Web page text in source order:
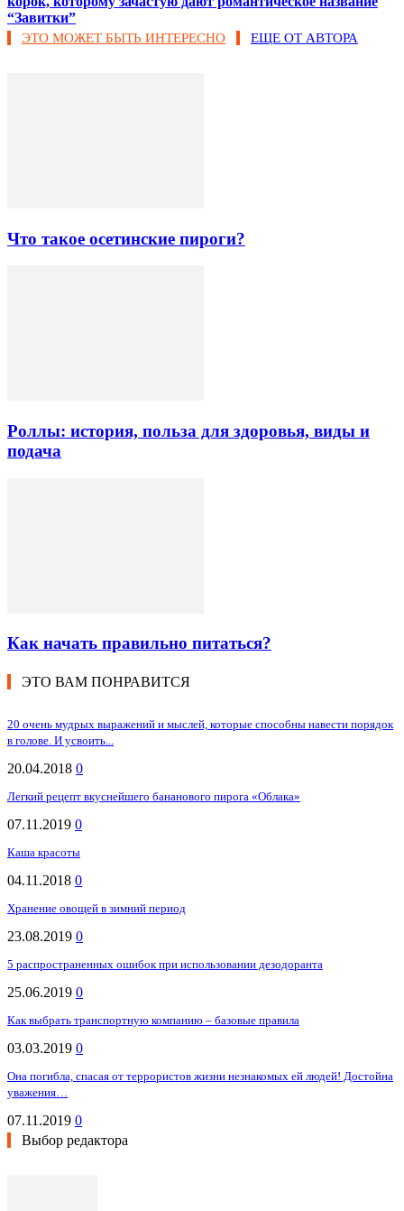
“Завитки”
ЭТО МОЖЕТ БЫТЬ ИНТЕРЕСНО ЕЩЕ ОТ АВТОРА
Что такое осетинские пироги?
Роллы: история, польза для здоровья, виды и
подача
Как начать правильно питаться?
ЭТО ВАМ ПОНРАВИТСЯ
20 очень мудрых выражений и мыслей, которые способны навести порядок
в голове. И усвоить...
20.04.2018 0
Легкий рецепт вкуснейшего бананового пирога «Облака»
07.11.2019 0
Каша красоты
04.11.2018 0
Хранение овощей в зимний период
23.08.2019 0
5 распространенных ошибок при использовании дезодоранта
25.06.2019 0
Как выбрать транспортную компанию – базовые правила
03.03.2019 0
Она погибла, спасая от террористов жизни незнакомых ей людей! Достойна
уважения…
07.11.2019 0
Выбор редактора